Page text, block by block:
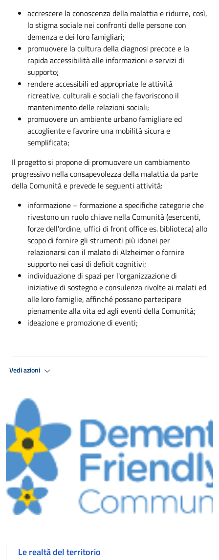
accrescere la conoscenza della malattia e ridurre, così,
lo stigma sociale nei confronti delle persone con
demenza e dei loro famigliari;
promuovere la cultura della diagnosi precoce e la
rapida accessibilità alle informazioni e servizi di
supporto;
rendere accessibili ed appropriate le attività
ricreative, culturali e sociali che favoriscono il
mantenimento delle relazioni sociali;
promuovere un ambiente urbano famigliare ed
accogliente e favorire una mobilità sicura e
semplificata;
Il progetto si propone di promuovere un cambiamento
progressivo nella consapevolezza della malattia da parte
della Comunità e prevede le seguenti attività:
informazione – formazione a specifiche categorie che
rivestono un ruolo chiave nella Comunità (esercenti,
forze dell'ordine, uffici di front office es. biblioteca) allo
scopo di fornire gli strumenti più idonei per
relazionarsi con il malato di Alzheimer o fornire
supporto nei casi di deficit cognitivi;
individuazione di spazi per l'organizzazione di
iniziative di sostegno e consulenza rivolte ai malati ed
alle loro famiglie, affinché possano partecipare
pienamente alla vita ed agli eventi della Comunità;
ideazione e promozione di eventi;
Vedi azioni
Le realtà del territorio